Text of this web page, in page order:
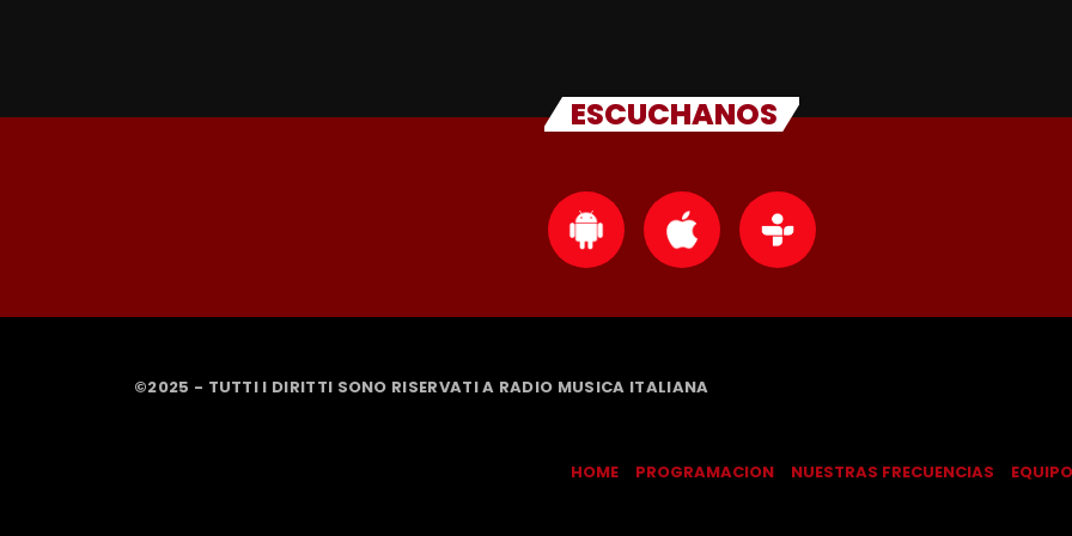
ESCUCHANOS
©2025 - TUTTI I DIRITTI SONO RISERVATI A RADIO MUSICA ITALIANA
HOME PROGRAMACION NUESTRAS FRECUENCIAS EQUIPO